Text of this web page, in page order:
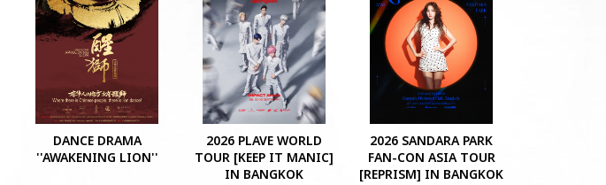
DANCE DRAMA
''AWAKENING LION''
2026 PLAVE WORLD
TOUR [KEEP IT MANIC]
IN BANGKOK
2026 SANDARA PARK
FAN-CON ASIA TOUR
[REPRISM] IN BANGKOK